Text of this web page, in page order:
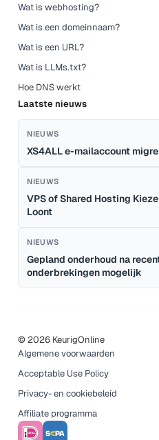
Wat is webhosting?
Wat is een domeinnaam?
Wat is een URL?
Wat is LLMs.txt?
Hoe DNS werkt
Laatste nieuws
NIEUWS
XS4ALL e-mailaccount
NIEUWS
VPS of Shared Hosting
Loont
NIEUWS
Gepland onderhoud na
onderbrekingen mogelijk
© 2026 KeurigOnline
Algemene voorwaarden
Acceptable Use Policy
Privacy- en cookiebeleid
Affiliate programma